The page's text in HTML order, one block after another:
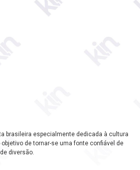
brasileira especialmente dedicada à cultura
de tornar-se uma fonte confiável de
diversão.